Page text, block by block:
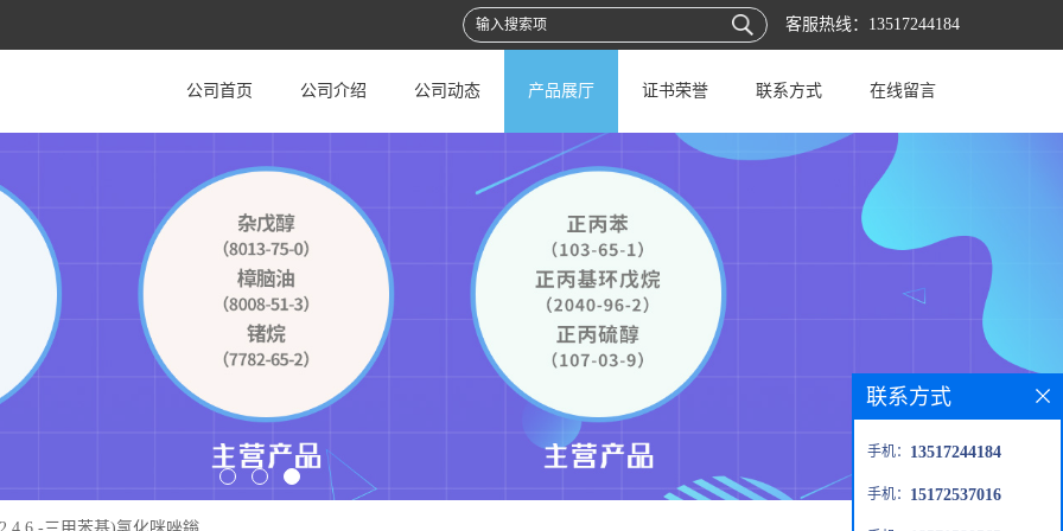
客服热线： 13517244184
公司首页 公司介绍 公司动态 产品展厅 证书荣誉 联系方式 在线留言
联系方式
手机： 13517244184
手机： 15172537016